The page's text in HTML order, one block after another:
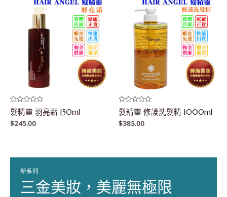
評
分
0
滿
髮精靈 羽亮霜 150ml
$245.00
評
分
0
滿
髮精靈 修護洗髮精 1000ml
$385.00
新系列
三金美妝，美麗無極限